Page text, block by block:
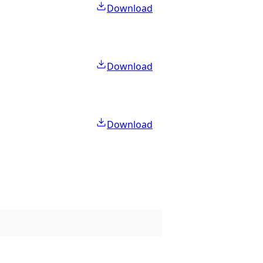
Download
Download
Download